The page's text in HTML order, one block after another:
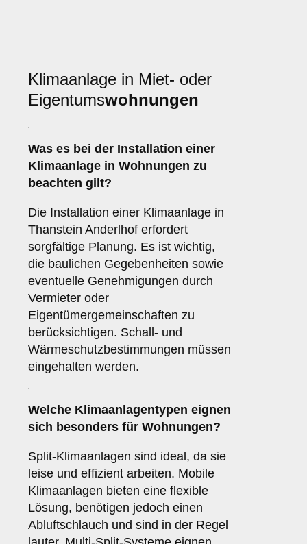
Klimaanlage in Miet- oder
Eigentumswohnungen
Was es bei der Installation einer
Klimaanlage in Wohnungen zu
beachten gilt?
Die Installation einer Klimaanlage in
Thanstein Anderlhof erfordert
sorgfältige Planung. Es ist wichtig,
die baulichen Gegebenheiten sowie
eventuelle Genehmigungen durch
Vermieter oder
Eigentümergemeinschaften zu
berücksichtigen. Schall- und
Wärmeschutzbestimmungen müssen
eingehalten werden.
Welche Klimaanlagentypen eignen
sich besonders für Wohnungen?
Split-Klimaanlagen sind ideal, da sie
leise und effizient arbeiten. Mobile
Klimaanlagen bieten eine flexible
Lösung, benötigen jedoch einen
Abluftschlauch und sind in der Regel